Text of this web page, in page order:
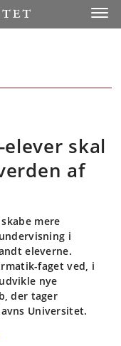
skal
af
mere
i
eleverne.
faget ved, i
nye
der tager
Universitet.